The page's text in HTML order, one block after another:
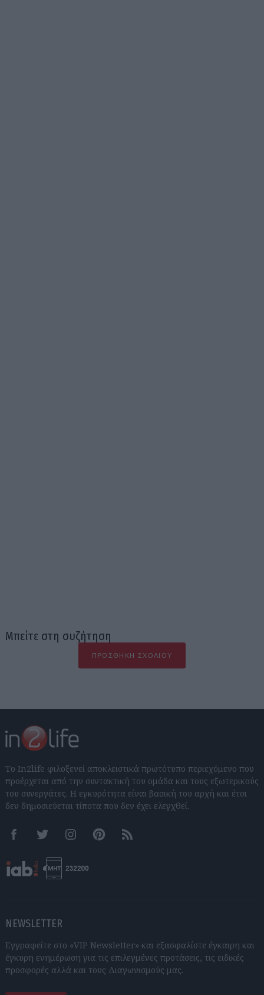
Μπείτε στη συζήτηση
ΠΡΟΣΘΉΚΗ ΣΧΟΛΊΟΥ
Το In2life φιλοξενεί αποκλειστικά πρωτότυπο περιεχόμενο που
προέρχεται από την συντακτική του ομάδα και τους εξωτερικούς
του συνεργάτες. Η εγκυρότητα είναι βασική του αρχή και έτσι
δεν δημοσιεύεται τίποτα που δεν έχει ελεγχθεί.
FacebookTwitter InstagramPinterestRSS feeds
NEWSLETTER
Εγγραφείτε στο «VIP Newsletter» και εξασφαλίστε έγκαιρη και
έγκυρη ενημέρωση για τις επιλεγμένες προτάσεις, τις ειδικές
προσφορές αλλά και τους Διαγωνισμούς μας.